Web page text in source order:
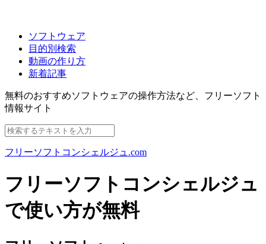
ソフトウェア
目的別検索
動画の作り方
新着記事
無料のおすすめソフトウェアの操作方法など、 フリーソフト
情報サイト
フリーソフトコンシェルジュ.com
フリーソフトコンシェルジュ
で使い方が無料